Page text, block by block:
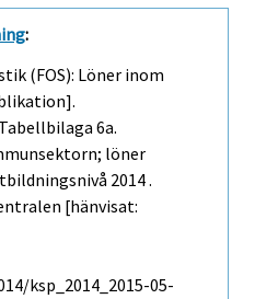
:
(FOS): Löner inom
6a.
löner
2014 .
[hänvisat:
ksp_2014_2015-05-